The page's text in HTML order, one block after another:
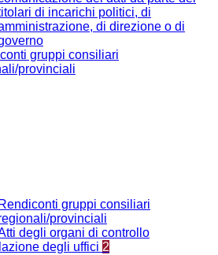
di incarichi politici, di
di direzione o di
gruppi consiliari
provinciali
Rendiconti gruppi consiliari
provinciali
degli organi di controllo
degli uffici 2